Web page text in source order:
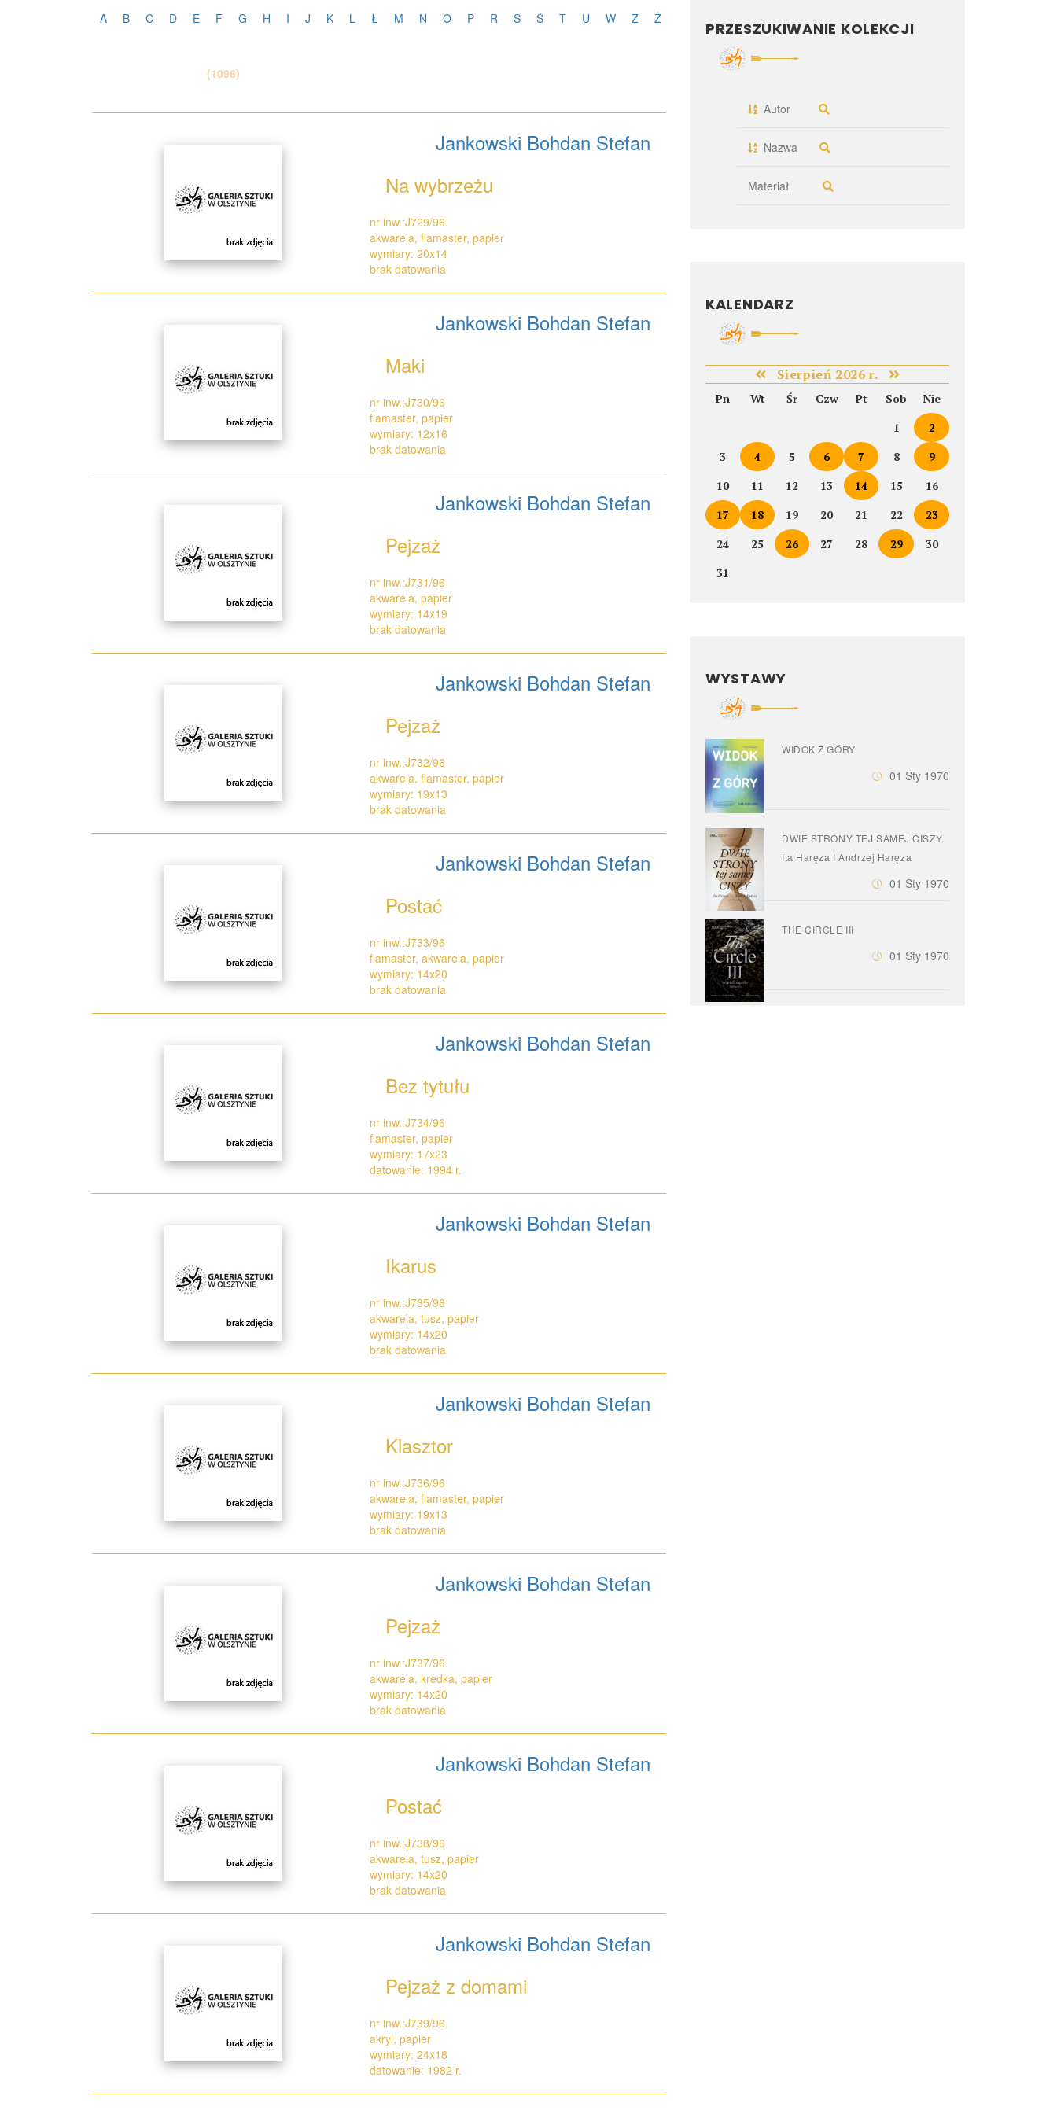
A B C D E F G H I J K L Ł M N O P R S Ś T U W Z Ż
(1096)
Jankowski Bohdan Stefan
Na wybrzeżu
nr inw.:J729/96
akwarela, flamaster, papier
wymiary: 20x14
brak datowania
Jankowski Bohdan Stefan
Maki
nr inw.:J730/96
flamaster, papier
wymiary: 12x16
brak datowania
Jankowski Bohdan Stefan
Pejzaż
nr inw.:J731/96
akwarela, papier
wymiary: 14x19
brak datowania
Jankowski Bohdan Stefan
Pejzaż
nr inw.:J732/96
akwarela, flamaster, papier
wymiary: 19x13
brak datowania
Jankowski Bohdan Stefan
Postać
nr inw.:J733/96
flamaster, akwarela, papier
wymiary: 14x20
brak datowania
Jankowski Bohdan Stefan
Bez tytułu
nr inw.:J734/96
flamaster, papier
wymiary: 17x23
datowanie: 1994 r.
Jankowski Bohdan Stefan
Ikarus
nr inw.:J735/96
akwarela, tusz, papier
wymiary: 14x20
brak datowania
Jankowski Bohdan Stefan
Klasztor
nr inw.:J736/96
akwarela, flamaster, papier
wymiary: 19x13
brak datowania
Jankowski Bohdan Stefan
Pejzaż
nr inw.:J737/96
akwarela, kredka, papier
wymiary: 14x20
brak datowania
Jankowski Bohdan Stefan
Postać
nr inw.:J738/96
akwarela, tusz, papier
wymiary: 14x20
brak datowania
Jankowski Bohdan Stefan
Pejzaż z domami
nr inw.:J739/96
akryl, papier
wymiary: 24x18
datowanie: 1982 r.
PRZESZUKIWANIE KOLEKCJI
Autor
Nazwa
Materiał
KALENDARZ
Sierpień 2026 r.
Pn Wt Śr Czw Pt Sob
Nie
1
2
3
4 5 6 7 8
9
10
11 12 13 14 15
16
17
18 19 20 21 22
23
24
25 26 27 28 29
30
31
WYSTAWY
WIDOK Z GÓRY
01 Sty 1970
DWIE STRONY TEJ SAMEJ CISZY.
Ita Haręza I Andrzej Haręza
01 Sty 1970
THE CIRCLE III
01 Sty 1970